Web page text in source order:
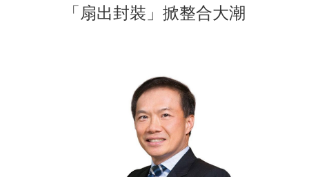
「扇出封裝」掀整合大潮